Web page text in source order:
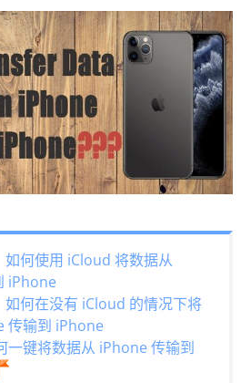
如何使用 iCloud 将数据从
iPhone
如何在没有 iCloud 的情况下将
传输到 iPhone
一键将数据从 iPhone 传输到